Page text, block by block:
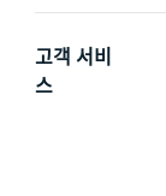
고객 서비
스